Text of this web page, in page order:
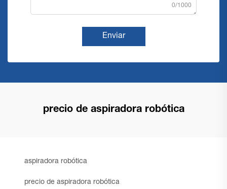
0/1000
Enviar
precio de aspiradora robótica
aspiradora robótica
precio de aspiradora robótica